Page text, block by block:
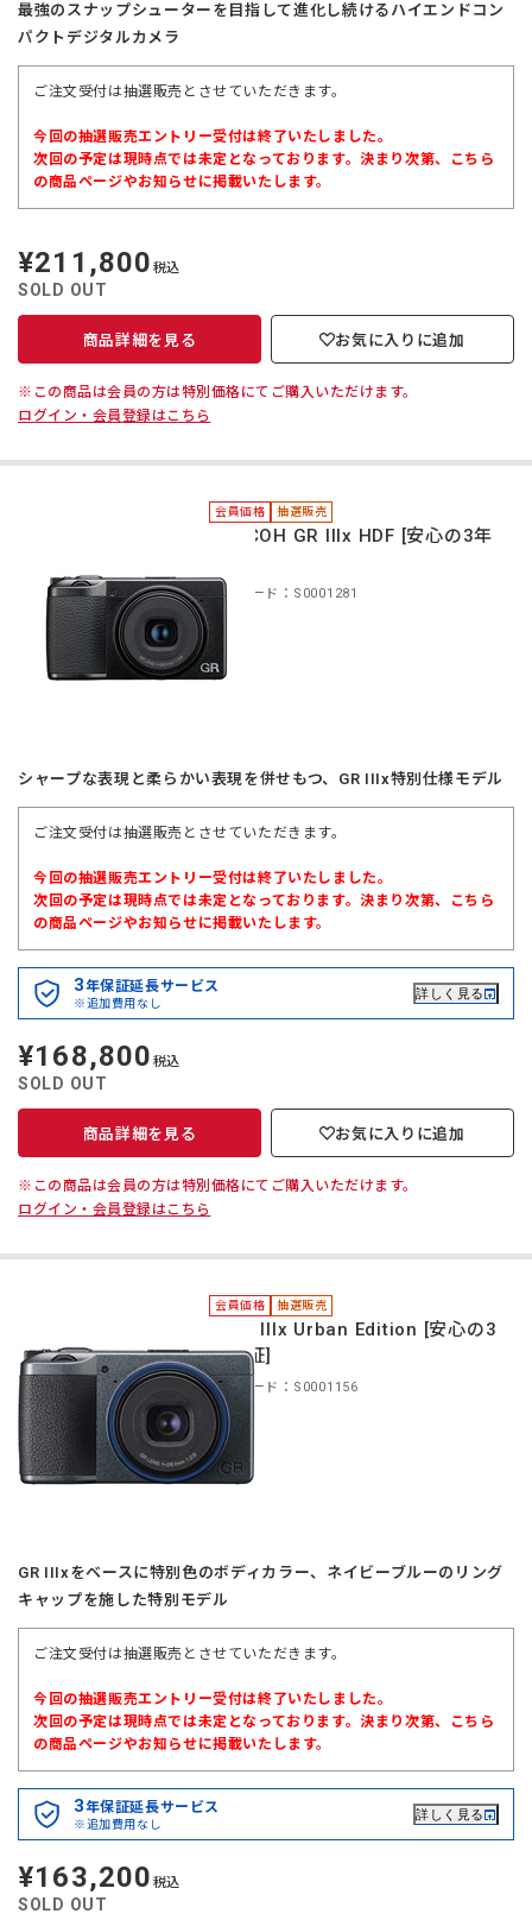
最強のスナップシューターを目指して進化し続けるハイエンドコン
パクトデジタルカメラ
ご注文受付は抽選販売とさせていただきます。
今回の抽選販売エントリー受付は終了いたしました。
次回の予定は現時点では未定となっております。決まり次第、こちら
の商品ページやお知らせに掲載いたします。
定
価
¥211,800 税込
SOLD OUT
商品詳細を見る お気に入りに追加
※この商品は会員の方は特別価格にてご購入いただけます。
ログイン・会員登録はこちら
会員価格 抽選販売
＊RICOH GR IIIx HDF [安心の3年
商品コード：S0001281
シャープな表現と柔らかい表現を併せもつ、GR IIIx特別仕様モデル
ご注文受付は抽選販売とさせていただきます。
今回の抽選販売エントリー受付は終了いたしました。
次回の予定は現時点では未定となっております。決まり次第、こちら
の商品ページやお知らせに掲載いたします。
3年保証延長サービス
※追加費用なし
詳しく見る
定
価
¥168,800 税込
SOLD OUT
商品詳細を見る お気に入りに追加
※この商品は会員の方は特別価格にてご購入いただけます。
ログイン・会員登録はこちら
会員価格 抽選販売
＊GR IIIx Urban Edition [安心の3
年保証]
商品コード：S0001156
GR IIIxをベースに特別色のボディカラー、ネイビーブルーのリング
キャップを施した特別モデル
ご注文受付は抽選販売とさせていただきます。
今回の抽選販売エントリー受付は終了いたしました。
次回の予定は現時点では未定となっております。決まり次第、こちら
の商品ページやお知らせに掲載いたします。
3年保証延長サービス
※追加費用なし
詳しく見る
定
価
¥163,200 税込
SOLD OUT